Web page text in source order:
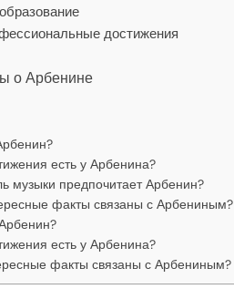
достижения
о Арбенине
есть у Арбенина?
музыки предпочитает Арбенин?
факты связаны с Арбениным?
есть у Арбенина?
факты связаны с Арбениным?